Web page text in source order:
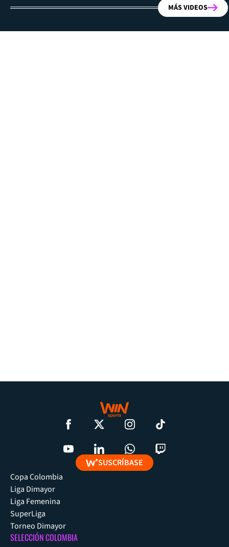
MÁS VIDEOS
SUSCRÍBASE
Copa Colombia
Liga Dimayor
Liga Femenina
SuperLiga
Torneo Dimayor
SELECCIÓN COLOMBIA